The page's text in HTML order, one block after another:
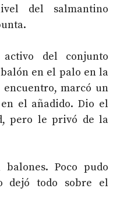
del salmantino
del conjunto
en el palo en la
marcó un
el añadido. Dio el
pero le privó de la
Poco pudo
dejó todo sobre el